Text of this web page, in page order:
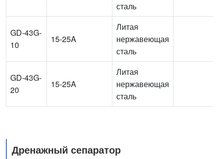
сталь
GD-43G-
10
15-25A
Литая
нержавеющая
сталь
GD-43G-
20
15-25A
Литая
нержавеющая
сталь
Дренажный сепаратор